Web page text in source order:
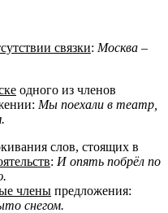
связки: Москва –
одного из членов
Мы поехали в театр,
слов, стоящих в
: И опять побрёл по
члены предложения:
снегом.